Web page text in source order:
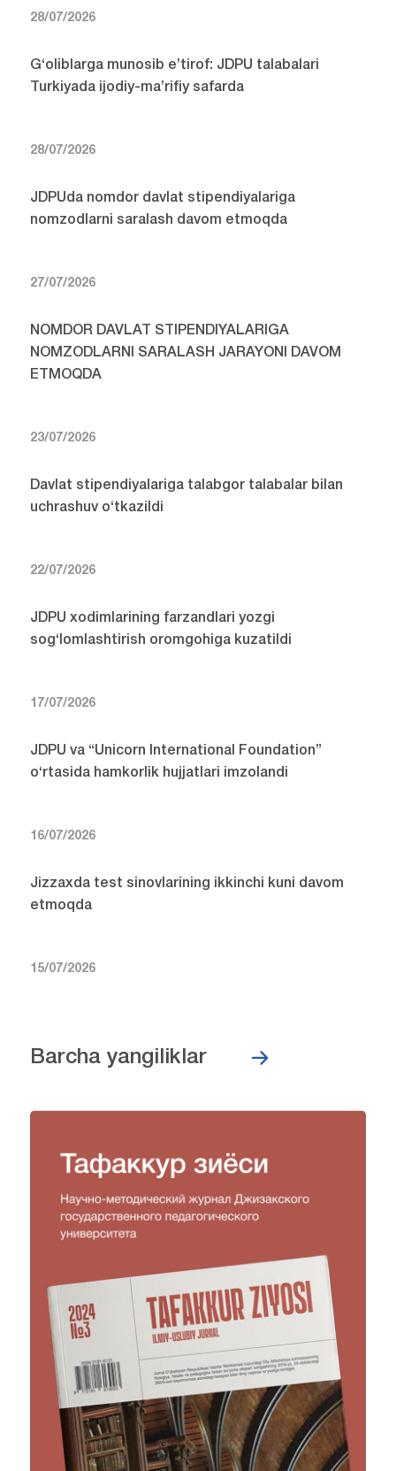
28/07/2026
G‘oliblarga munosib e’tirof: JDPU talabalari
Turkiyada ijodiy-ma’rifiy safarda
28/07/2026
JDPUda nomdor davlat stipendiyalariga
nomzodlarni saralash davom etmoqda
27/07/2026
NOMDOR DAVLAT STIPENDIYALARIGA
NOMZODLARNI SARALASH JARAYONI DAVOM
ETMOQDA
23/07/2026
Davlat stipendiyalariga talabgor talabalar bilan
uchrashuv o‘tkazildi
22/07/2026
JDPU xodimlarining farzandlari yozgi
sog‘lomlashtirish oromgohiga kuzatildi
17/07/2026
JDPU va “Unicorn International Foundation”
o‘rtasida hamkorlik hujjatlari imzolandi
16/07/2026
Jizzaxda test sinovlarining ikkinchi kuni davom
etmoqda
15/07/2026
Barcha yangiliklar